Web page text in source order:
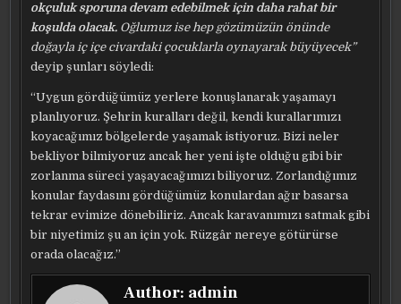
okçuluk sporuna devam edebilmek için daha rahat bir
koşulda olacak. Oğlumuz ise hep gözümüzün önünde
doğayla iç içe civardaki çocuklarla oynayarak büyüyecek”
deyip şunları söyledi:
“Uygun gördüğümüz yerlere konuşlanarak yaşamayı
planlıyoruz. Şehrin kuralları değil, kendi kurallarımızı
koyacağımız bölgelerde yaşamak istiyoruz. Bizi neler
bekliyor bilmiyoruz ancak her yeni işte olduğu gibi bir
zorlanma süreci yaşayacağımızı biliyoruz. Zorlandığımız
konular faydasını gördüğümüz konulardan ağır basarsa
tekrar evimize dönebiliriz. Ancak karavanımızı satmak gibi
bir niyetimiz şu an için yok. Rüzgâr nereye götürürse
orada olacağız.”
Author: admin